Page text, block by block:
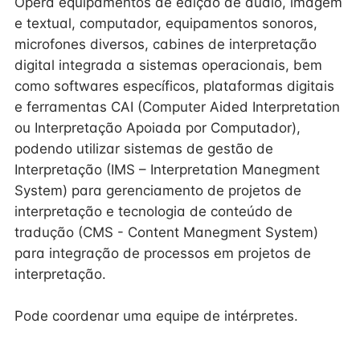
e textual, computador, equipamentos sonoros,
microfones diversos, cabines de interpretação
digital integrada a sistemas operacionais, bem
como softwares específicos, plataformas digitais
e ferramentas CAI (Computer Aided Interpretation
ou Interpretação Apoiada por Computador),
podendo utilizar sistemas de gestão de
Interpretação (IMS – Interpretation Manegment
System) para gerenciamento de projetos de
interpretação e tecnologia de conteúdo de
tradução (CMS - Content Manegment System)
para integração de processos em projetos de
interpretação.
Pode coordenar uma equipe de intérpretes.